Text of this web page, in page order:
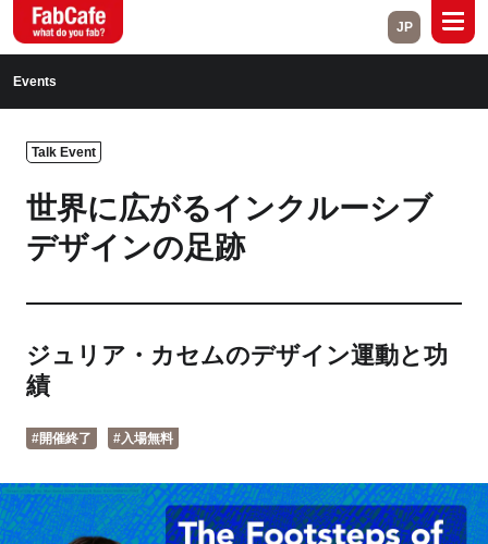
Open Labs
Close
Tokyo Fuji
JP
Events
Talk Event
世界に広がるインクルーシブ
デザインの足跡
ジュリア・カセムのデザイン運動と功
績
#開催終了 #入場無料